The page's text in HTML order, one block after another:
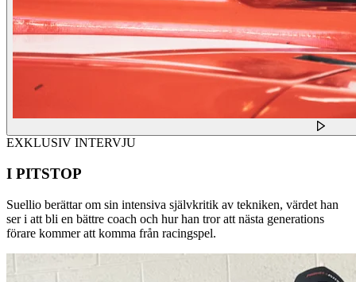
EXKLUSIV INTERVJU
I PITSTOP
Suellio berättar om sin intensiva självkritik av tekniken, värdet han
ser i att bli en bättre coach och hur han tror att nästa generations
förare kommer att komma från racingspel.